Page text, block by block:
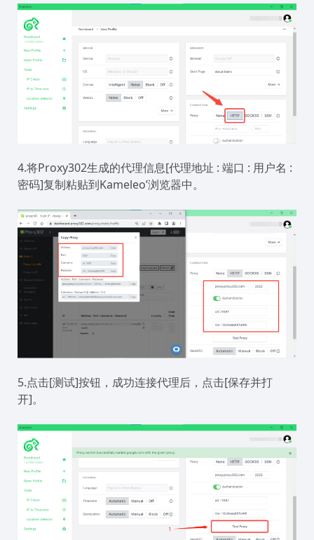
4.将Proxy302生成的代理信息[代理地址 : 端口 : 用户名 :
密码]复制粘贴到Kameleo’浏览器中。
5.点击[测试]按钮，成功连接代理后，点击[保存并打
开]。